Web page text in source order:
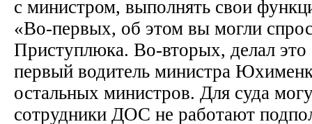
с министром, выполнять свои
«Во-первых, об этом вы могли
Приступлюка. Во-вторых, делал это
первый водитель министра
остальных министров. Для суда
сотрудники ДОС не работают